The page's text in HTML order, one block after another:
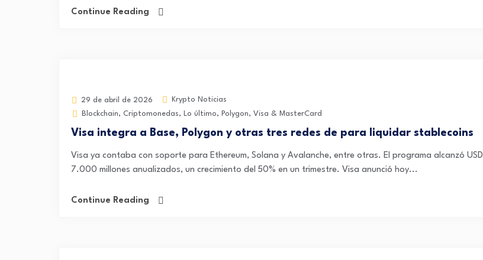
Continue Reading
29 de abril de 2026
Krypto Noticias
Blockchain, Criptomonedas, Lo último, Polygon, Visa & MasterCard
Visa integra a Base, Polygon y otras tres redes de para liquidar stablecoins
Visa ya contaba con soporte para Ethereum, Solana y Avalanche, entre otras. El programa alcanzó USD
7.000 millones anualizados, un crecimiento del 50% en un trimestre. Visa anunció hoy...
Continue Reading